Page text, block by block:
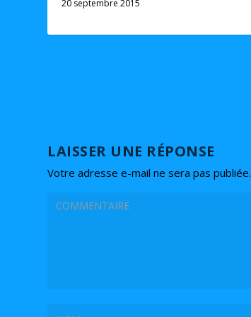
20 septembre 2015
LAISSER UNE RÉPONSE
Votre adresse e-mail ne sera pas publiée.